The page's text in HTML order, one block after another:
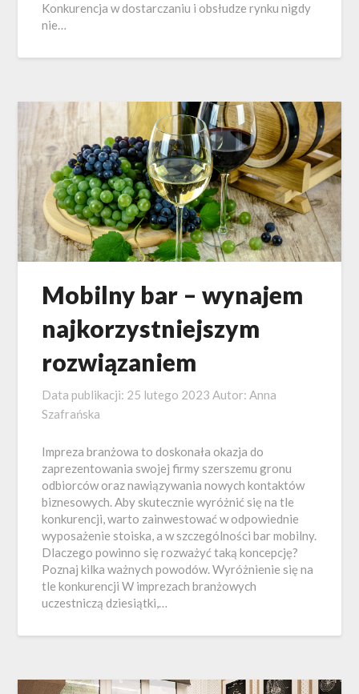
Konkurencja w dostarczaniu i obsłudze rynku nigdy
nie…
Mobilny bar – wynajem
najkorzystniejszym
rozwiązaniem
Data publikacji: 25 lutego 2023 Autor:Anna
Szafrańska
Impreza branżowa to doskonała okazja do
zaprezentowania swojej firmy szerszemu gronu
odbiorców oraz nawiązywania nowych kontaktów
biznesowych. Aby skutecznie wyróżnić się na tle
konkurencji, warto zainwestować w odpowiednie
wyposażenie stoiska, a w szczególności bar mobilny.
Dlaczego powinno się rozważyć taką koncepcję?
Poznaj kilka ważnych powodów. Wyróżnienie się na
tle konkurencji W imprezach branżowych
uczestniczą dziesiątki,…